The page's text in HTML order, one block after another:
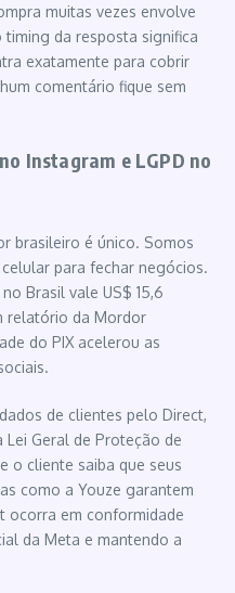
muitas vezes envolve
da resposta significa
exatamente para cobrir
comentário fique sem
Instagram e LGPD no
brasileiro é único. Somos
para fechar negócios.
no Brasil vale US$ 15,6
relatório da Mordor
do PIX acelerou as
de clientes pelo Direct,
Geral de Proteção de
o cliente saiba que seus
como a Youze garantem
ocorra em conformidade
da Meta e mantendo a